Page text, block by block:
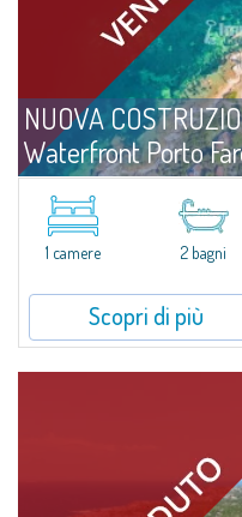
NUOVA
Waterfront Porto
Palau
Una suite comoda e ben
piano terra e a brevissima
Faro Suites è pensata per offrire
1 camere 2 bagni
Scopri di più